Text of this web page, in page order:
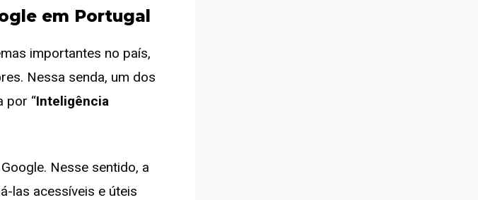
em Portugal
importantes no país,
Nessa senda, um dos
por “Inteligência
Nesse sentido, a
las acessíveis e úteis